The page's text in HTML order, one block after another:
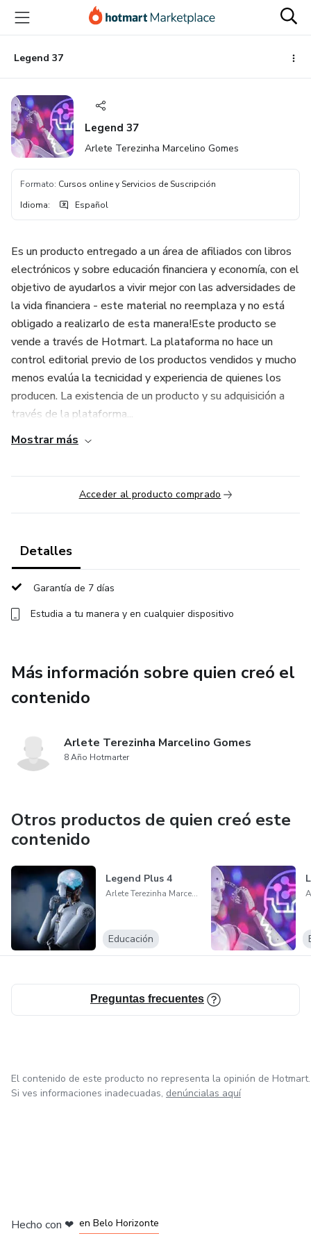
principal
página
de
página
Legend 37
Legend 37
Arlete Terezinha Marcelino Gomes
Formato: Cursos online y Servicios de Suscripción
Idioma: Español
Es un producto entregado a un área de afiliados con libros
electrónicos y sobre educación financiera y economía, con el
objetivo de ayudarlos a vivir mejor con las adversidades de
la vida financiera - este material no reemplaza y no está
obligado a realizarlo de esta manera!Este producto se
vende a través de Hotmart. La plataforma no hace un
control editorial previo de los productos vendidos y mucho
menos evalúa la tecnicidad y experiencia de quienes los
producen. La existencia de un producto y su adquisición a
través de la plataforma...
Mostrar más
Acceder al producto comprado
Detalles
Garantía de 7 días
Estudia a tu manera y en cualquier dispositivo
Más información sobre quien creó el
contenido
Arlete Terezinha Marcelino Gomes
8 Año Hotmarter
Otros productos de quien creó este
contenido
Legend Plus 4
Arlete Terezinha Marcelino Gomes
Educación
Preguntas frecuentes
El contenido de este producto no representa la opinión de Hotmart.
Si ves informaciones inadecuadas, denúncialas aquí
Hecho con ❤ en Belo Horizonte